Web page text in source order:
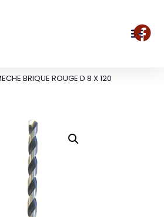
BRIQUE ROUGE D 8 X 120